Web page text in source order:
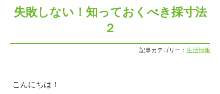
失敗しない！知っておくべき採寸法
２
記事カテゴリー： 生活情報
こんにちは！